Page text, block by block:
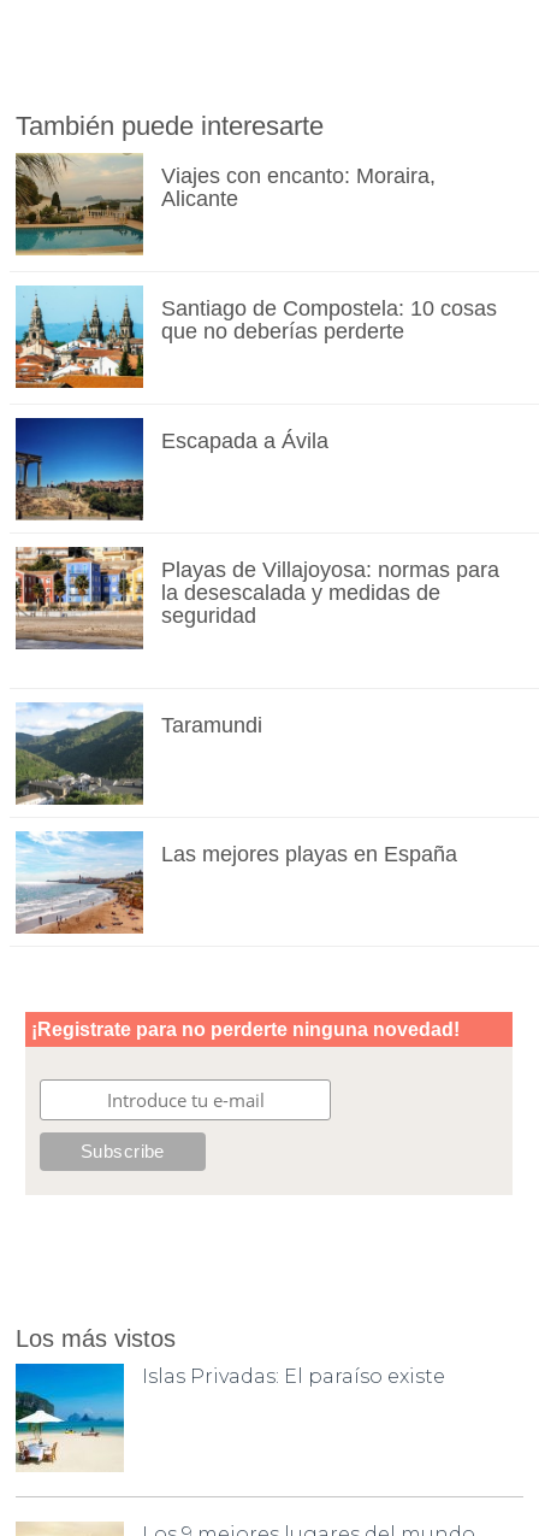
También puede interesarte
Viajes con encanto: Moraira,
Alicante
Santiago de Compostela: 10 cosas
que no deberías perderte
Escapada a Ávila
Playas de Villajoyosa: normas para
la desescalada y medidas de
seguridad
Taramundi
Las mejores playas en España
Los más vistos
Islas Privadas: El paraíso existe